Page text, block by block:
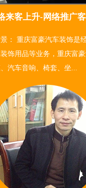
来客上升-网络推广
： 重庆富豪汽车装饰是
饰用品等业务，重庆富
汽车音响、椅套、坐...